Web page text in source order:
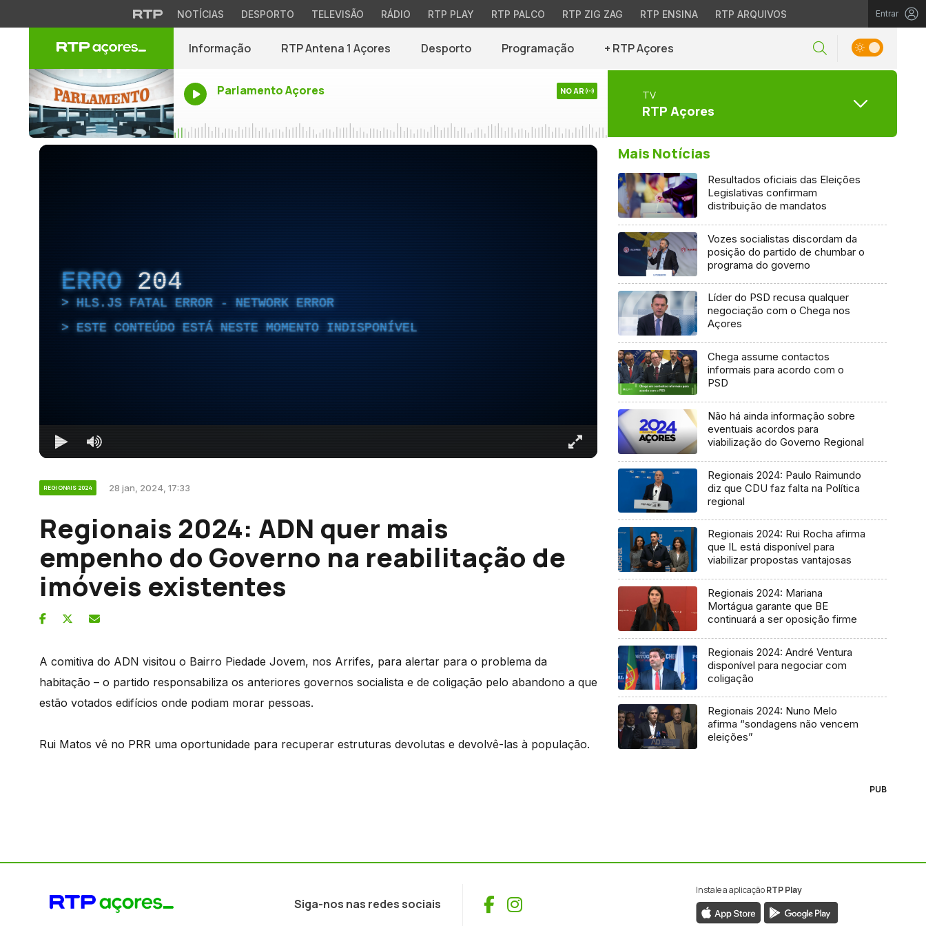
NOTÍCIAS DESPORTO TELEVISÃO RÁDIO RTP PLAY RTP PALCO RTP ZIG ZAG RTP ENSINA RTP ARQUIVOS Entrar
Informação RTP Antena 1 Açores Desporto Programação + RTP Açores
Parlamento Açores NO AR TV
RTP Açores
ERRO 204
HLS.JS FATAL ERROR - NETWORK ERROR
ESTE CONTEÚDO ESTÁ NESTE MOMENTO INDISPONÍVEL
REGIONAIS 2024 28 jan, 2024, 17:33
Regionais 2024: ADN quer mais
empenho do Governo na reabilitação de
imóveis existentes
A comitiva do ADN visitou o Bairro Piedade Jovem, nos Arrifes, para alertar para o problema da
habitação – o partido responsabiliza os anteriores governos socialista e de coligação pelo abandono a que
estão votados edifícios onde podiam morar pessoas.
Rui Matos vê no PRR uma oportunidade para recuperar estruturas devolutas e devolvê-las à população.
Mais Notícias
Resultados oficiais das Eleições
Legislativas confirmam
distribuição de mandatos
Vozes socialistas discordam da
posição do partido de chumbar o
programa do governo
Líder do PSD recusa qualquer
negociação com o Chega nos
Açores
Chega assume contactos
informais para acordo com o
PSD
Não há ainda informação sobre
eventuais acordos para
viabilização do Governo Regional
Regionais 2024: Paulo Raimundo
diz que CDU faz falta na Política
regional
Regionais 2024: Rui Rocha afirma
que IL está disponível para
viabilizar propostas vantajosas
Regionais 2024: Mariana
Mortágua garante que BE
continuará a ser oposição firme
Regionais 2024: André Ventura
disponível para negociar com
coligação
Regionais 2024: Nuno Melo
afirma “sondagens não vencem
eleições”
PUB
Siga-nos nas redes sociais Facebook
Instagram
Instale a aplicaçãoRTP Play